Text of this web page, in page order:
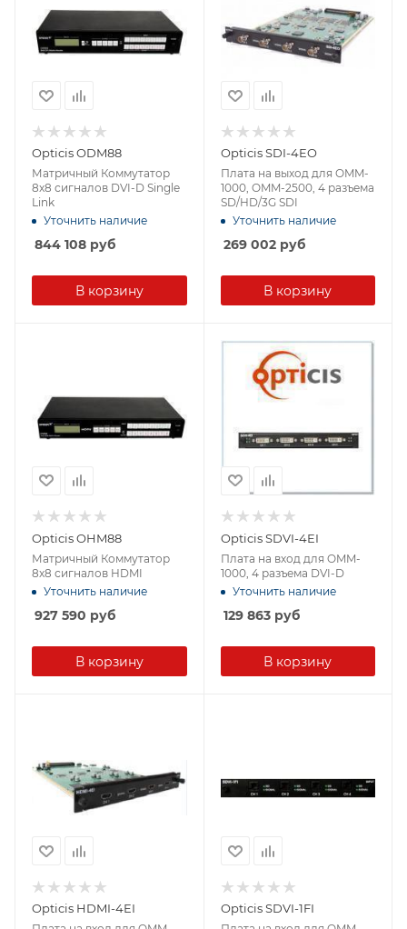
Opticis ODM88
Матричный Коммутатор
8x8 сигналов DVI-D Single
Link
Уточнить наличие
844 108 руб
В корзину
Opticis SDI-4EO
Плата на выход для OMM-
1000, OMM-2500, 4 разъема
SD/HD/3G SDI
Уточнить наличие
269 002руб
В корзину
Opticis OHM88
Матричный Коммутатор
8x8 сигналов HDMI
Уточнить наличие
927 590 руб
В корзину
Opticis SDVI-4EI
Плата на вход для OMM-
1000, 4 разъема DVI-D
Уточнить наличие
129 863руб
В корзину
Opticis HDMI-4EI Opticis SDVI-1FI